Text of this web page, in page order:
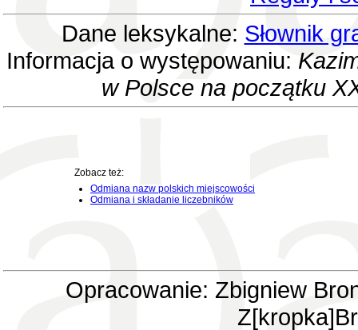
Dane leksykalne: Słownik
Informacja o występowaniu:
w Polsce na początku
Zobacz też:
Odmiana nazw polskich miejscowości
Odmiana i składanie liczebników
Opracowanie: Zbigniew